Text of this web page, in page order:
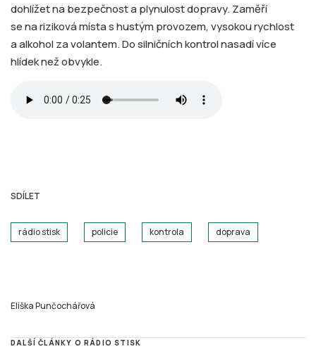
dohlížet na bezpečnost a plynulost dopravy. Zaměří
se na riziková místa s hustým provozem, vysokou rychlost
a alkohol za volantem. Do silničních kontrol nasadí více
hlídek než obvykle.
SDÍLET
rádio stisk policie kontrola doprava
Eliška Punčochářová
DALŠÍ ČLÁNKY O RÁDIO STISK